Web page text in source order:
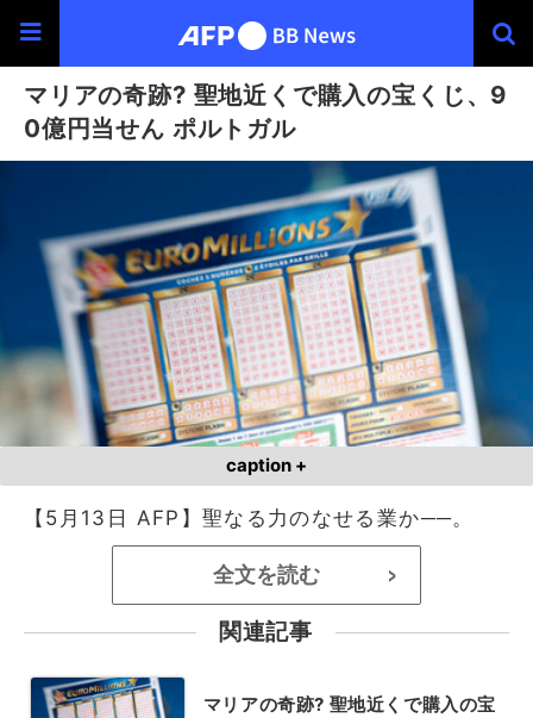
マリアの奇跡? 聖地近くで購入の宝くじ、9
0億円当せん ポルトガル
caption +
【5月13日 AFP】聖なる力のなせる業か──。
全文を読む >
関連記事
マリアの奇跡? 聖地近くで購入の宝